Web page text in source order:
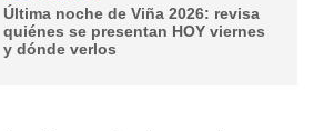
Última noche de Viña 2026: revisa
quiénes se presentan HOY viernes
y dónde verlos